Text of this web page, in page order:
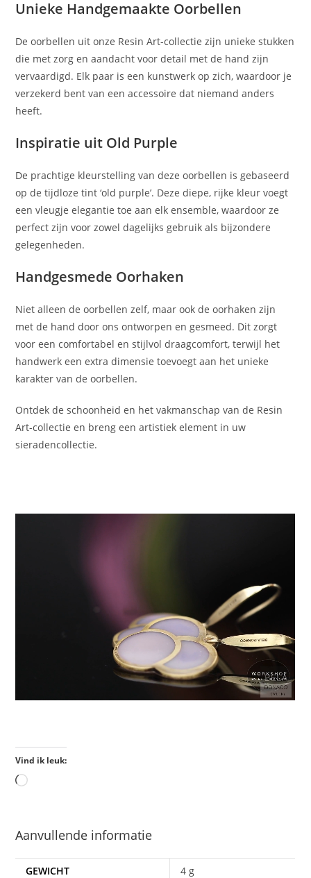
Unieke Handgemaakte Oorbellen
De oorbellen uit onze Resin Art-collectie zijn unieke stukken
die met zorg en aandacht voor detail met de hand zijn
vervaardigd. Elk paar is een kunstwerk op zich, waardoor je
verzekerd bent van een accessoire dat niemand anders
heeft.
Inspiratie uit Old Purple
De prachtige kleurstelling van deze oorbellen is gebaseerd
op de tijdloze tint ‘old purple’. Deze diepe, rijke kleur voegt
een vleugje elegantie toe aan elk ensemble, waardoor ze
perfect zijn voor zowel dagelijks gebruik als bijzondere
gelegenheden.
Handgesmede Oorhaken
Niet alleen de oorbellen zelf, maar ook de oorhaken zijn
met de hand door ons ontworpen en gesmeed. Dit zorgt
voor een comfortabel en stijlvol draagcomfort, terwijl het
handwerk een extra dimensie toevoegt aan het unieke
karakter van de oorbellen.
Ontdek de schoonheid en het vakmanschap van de Resin
Art-collectie en breng een artistiek element in uw
sieradencollectie.
Vind ik leuk:
Aanvullende informatie
GEWICHT
4 g